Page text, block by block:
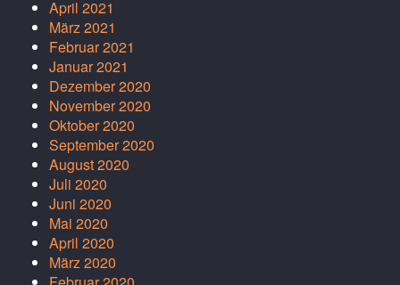
April 2021
März 2021
Februar 2021
Januar 2021
Dezember 2020
November 2020
Oktober 2020
September 2020
August 2020
Juli 2020
Juni 2020
Mai 2020
April 2020
März 2020